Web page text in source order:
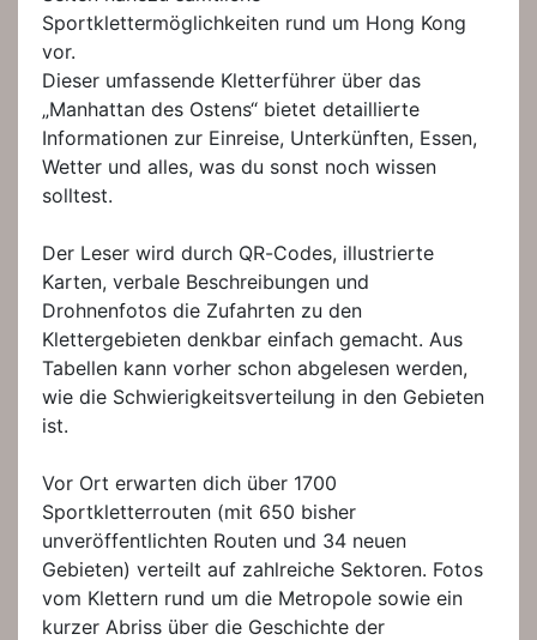
Sportklettermöglichkeiten rund um Hong Kong
vor.
Dieser umfassende Kletterführer über das
„Manhattan des Ostens“ bietet detaillierte
Informationen zur Einreise, Unterkünften, Essen,
Wetter und alles, was du sonst noch wissen
solltest.
Der Leser wird durch QR-Codes, illustrierte
Karten, verbale Beschreibungen und
Drohnenfotos die Zufahrten zu den
Klettergebieten denkbar einfach gemacht. Aus
Tabellen kann vorher schon abgelesen werden,
wie die Schwierigkeitsverteilung in den Gebieten
ist.
Vor Ort erwarten dich über 1700
Sportkletterrouten (mit 650 bisher
unveröffentlichten Routen und 34 neuen
Gebieten) verteilt auf zahlreiche Sektoren. Fotos
vom Klettern rund um die Metropole sowie ein
kurzer Abriss über die Geschichte der